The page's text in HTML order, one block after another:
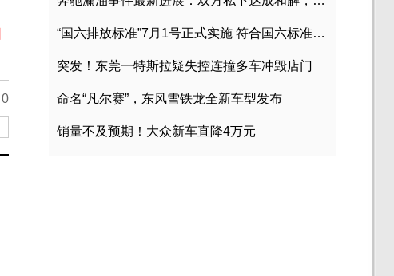
0
“国六排放标准”7月1号正式实施 符合国六标准车型目录一览
突发！东莞一特斯拉疑失控连撞多车冲毁店门
命名“凡尔赛”，东风雪铁龙全新车型发布
销量不及预期！大众新车直降4万元